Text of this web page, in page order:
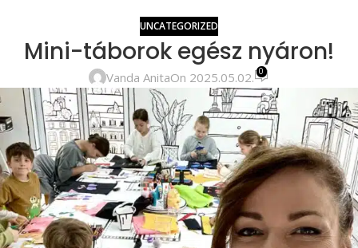
UNCATEGORIZED
Mini-táborok egész nyáron!
Vanda AnitaOn 2025.05.02. 0